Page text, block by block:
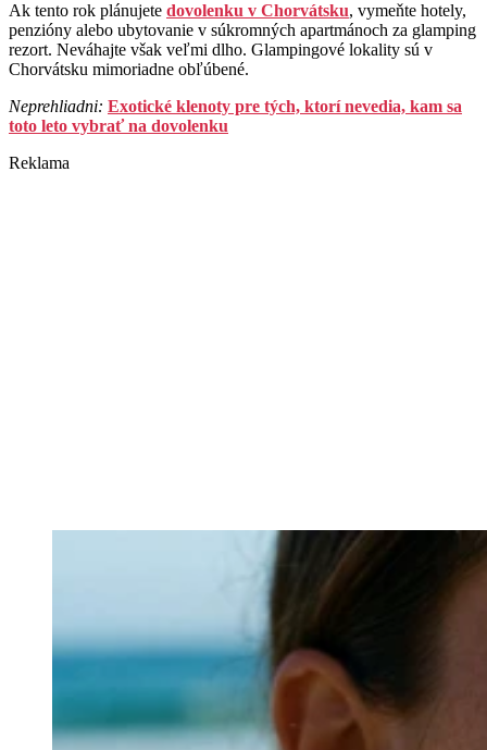
Ak tento rok plánujete dovolenku v Chorvátsku, vymeňte hotely,
penzióny alebo ubytovanie v súkromných apartmánoch za glamping
rezort. Neváhajte však veľmi dlho. Glampingové lokality sú v
Chorvátsku mimoriadne obľúbené.
Neprehliadni: Exotické klenoty pre tých, ktorí nevedia, kam sa
toto leto vybrať na dovolenku
Reklama